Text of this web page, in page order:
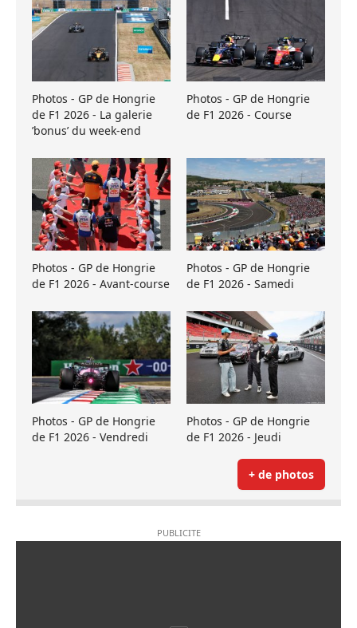
Photos - GP de Hongrie
de F1 2026 - La galerie
’bonus’ du week-end
Photos - GP de Hongrie
de F1 2026 - Course
Photos - GP de Hongrie
de F1 2026 - Avant-course
Photos - GP de Hongrie
de F1 2026 - Samedi
Photos - GP de Hongrie
de F1 2026 - Vendredi
Photos - GP de Hongrie
de F1 2026 - Jeudi
+ de photos